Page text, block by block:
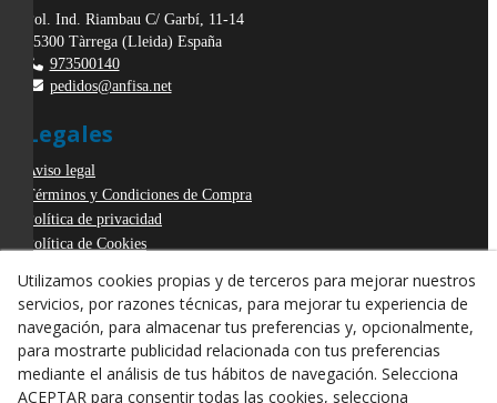
Pol. Ind. Riambau C/ Garbí, 11-14
25300 Tàrrega (Lleida) España
973500140
pedidos@anfisa.net
Legales
Aviso legal
Términos y Condiciones de Compra
Política de privacidad
Política de Cookies
Derecho de desistimiento
Utilizamos cookies propias y de terceros para mejorar nuestros
servicios, por razones técnicas, para mejorar tu experiencia de
navegación, para almacenar tus preferencias y, opcionalmente,
para mostrarte publicidad relacionada con tus preferencias
mediante el análisis de tus hábitos de navegación. Selecciona
ACEPTAR para consentir todas las cookies, selecciona